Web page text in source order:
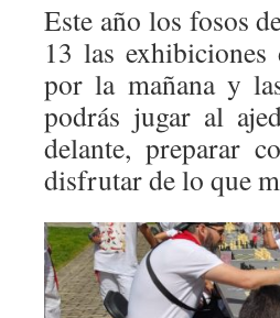
Este año los fosos
13 las
por la mañana y
podrás jugar al
delante, preparar
disfrutar de lo que